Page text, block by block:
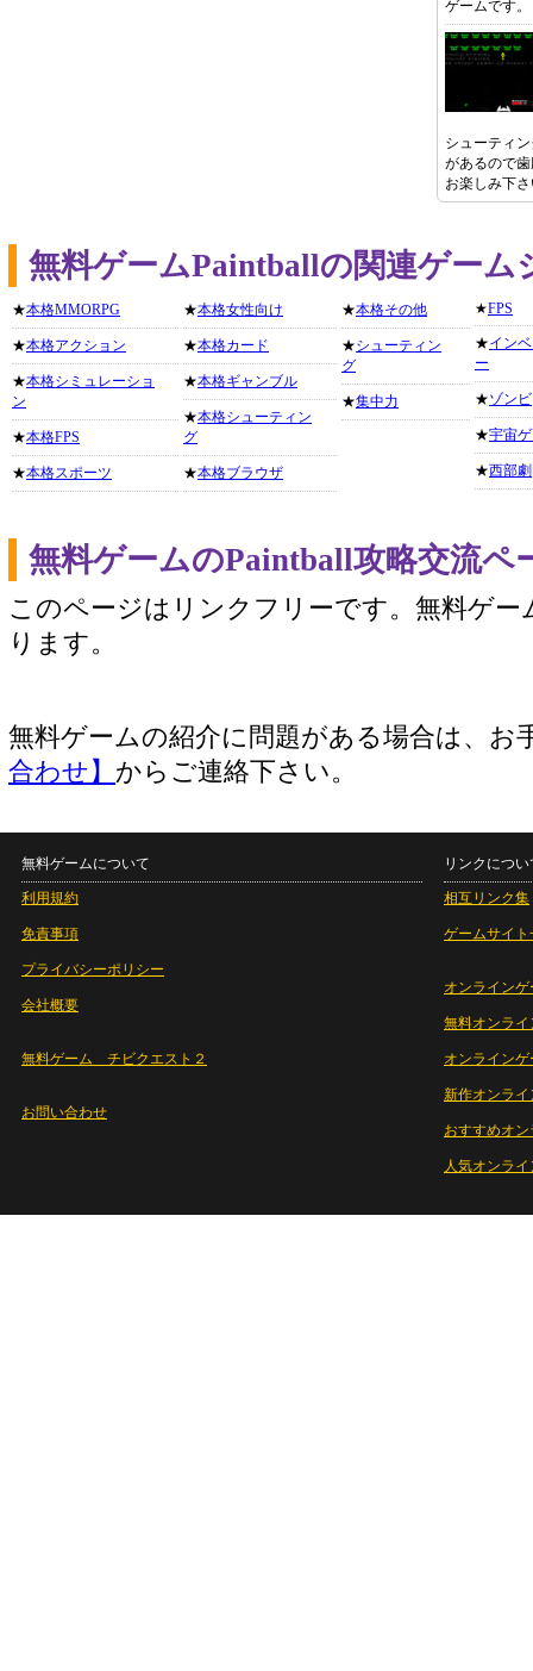
ゲームです。
シューティ
があるので
お楽しみ下
無料ゲームPaintballの関連ゲーム
★本格MMORPG
★本格アクション
★本格シミュレーショ
ン
★本格FPS
★本格スポーツ
★本格女性向け
★本格カード
★本格ギャンブル
★本格シューティン
グ
★本格ブラウザ
★本格その他
★シューティン
グ
★集中力
★FPS
★イン
ー
★ゾンビ
★宇宙
★西部劇
無料ゲームのPaintball攻略交流ペ
このページはリンクフリーです。無料ゲー
ります。
無料ゲームの紹介に問題がある場合は、お
合わせ】 からご連絡下さい。
無料ゲームについて
利用規約
免責事項
プライバシーポリシー
会社概要
無料ゲーム チビクエスト２
お問い合わせ
リンクについ
相互リンク集
ゲームサイト
オンラインゲ
無料オンライ
オンライン
新作オンライ
おすすめオ
人気オンラ